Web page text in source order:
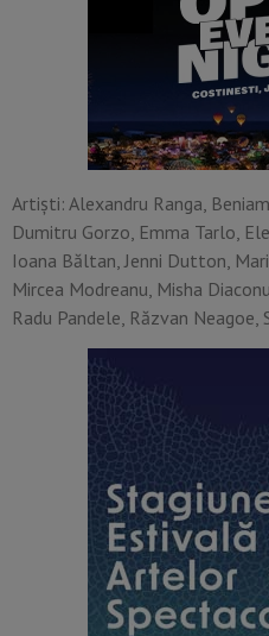
Artiști: Alexandru Ranga,
Dumitru Gorzo, Emma Tarlo,
Ioana Băltan, Jenni Dutton,
Mircea Modreanu, Misha
Radu Pandele, Răzvan